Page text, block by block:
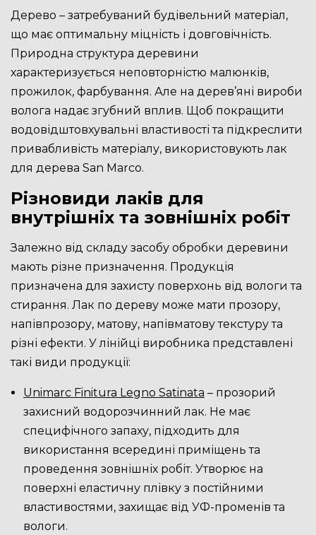
Дерево – затребуваний будівельний матеріал,
що має оптимальну міцність і довговічність.
Природна структура деревини
характеризується неповторністю малюнків,
прожилок, фарбування. Але на дерев’яні вироби
волога надає згубний вплив. Щоб покращити
водовідштовхувальні властивості та підкреслити
привабливість матеріалу, використовують лак
для дерева San Marco.
Різновиди лаків для
внутрішніх та зовнішніх робіт
Залежно від складу засобу обробки деревини
мають різне призначення. Продукція
призначена для захисту поверхонь від вологи та
стирання. Лак по дереву може мати прозору,
напівпрозору, матову, напівматову текстуру та
різні ефекти. У лінійці виробника представлені
такі види продукції:
Unimarc Finitura Legno Satinata – прозорий
захисний водорозчинний лак. Не має
специфічного запаху, підходить для
використання всередині приміщень та
проведення зовнішніх робіт. Утворює на
поверхні еластичну плівку з постійними
властивостями, захищає від УФ-променів та
вологи.